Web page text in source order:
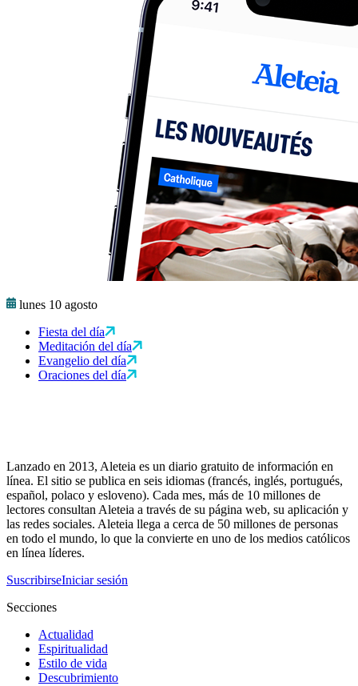
lunes 10 agosto
Fiesta del día
Meditación del día
Evangelio del día
Oraciones del día
Lanzado en 2013, Aleteia es un diario gratuito de información en
línea. El sitio se publica en seis idiomas (francés, inglés, portugués,
español, polaco y esloveno). Cada mes, más de 10 millones de
lectores consultan Aleteia a través de su página web, su aplicación y
las redes sociales. Aleteia llega a cerca de 50 millones de personas
en todo el mundo, lo que la convierte en uno de los medios católicos
en línea líderes.
SuscribirseIniciar sesión
Secciones
Actualidad
Espiritualidad
Estilo de vida
Descubrimiento